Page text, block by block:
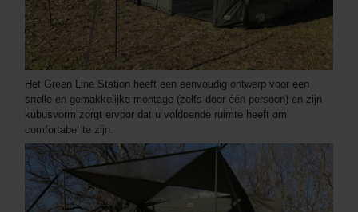
Het Green Line Station heeft een eenvoudig ontwerp voor een
snelle en gemakkelijke montage (zelfs door één persoon) en zijn
kubusvorm zorgt ervoor dat u voldoende ruimte heeft om
comfortabel te zijn.